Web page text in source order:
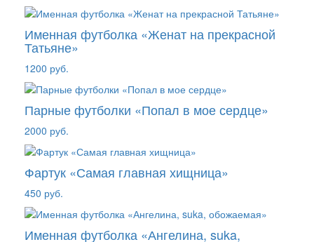
Именная футболка «Женат на прекрасной
Татьяне»
1200 руб.
Парные футболки «Попал в мое сердце»
2000 руб.
Фартук «Самая главная хищница»
450 руб.
Именная футболка «Ангелина, suka,